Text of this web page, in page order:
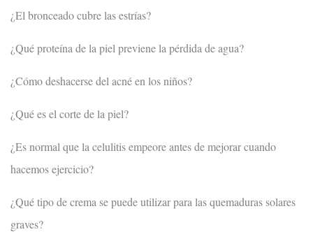
¿El bronceado cubre las estrías?
¿Qué proteína de la piel previene la pérdida de agua?
¿Cómo deshacerse del acné en los niños?
¿Qué es el corte de la piel?
¿Es normal que la celulitis empeore antes de mejorar cuando
hacemos ejercicio?
¿Qué tipo de crema se puede utilizar para las quemaduras solares
graves?